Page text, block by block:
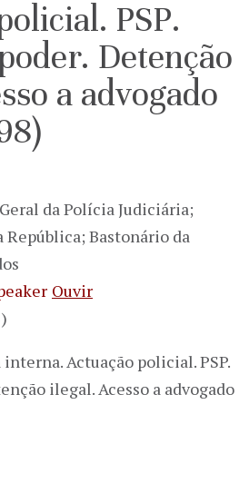
PSP.
Detenção
a advogado
da Polícia Judiciária;
República; Bastonário da
Ouvir
interna. Actuação policial. PSP.
ilegal. Acesso a advogado